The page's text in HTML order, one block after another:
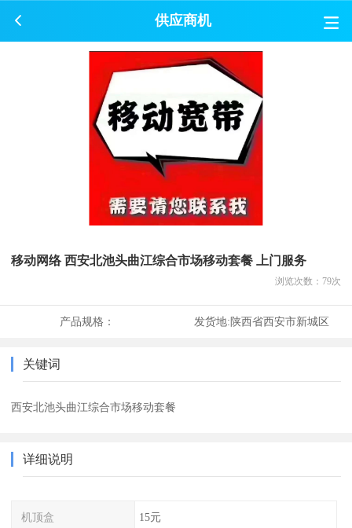
供应商机
移动网络 西安北池头曲江综合市场移动套餐 上门服务
浏览次数： 79次
产品规格： 发货地:陕西省西安市新城区
关键词
西安北池头曲江综合市场移动套餐
详细说明
机顶盒 15元